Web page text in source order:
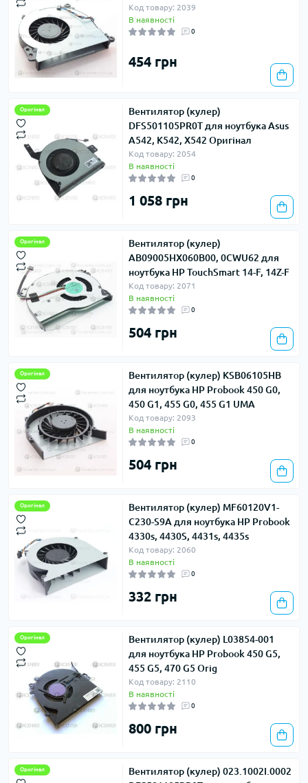
Код товару: 2039
В наявності
0
454 грн
Оригінал
Вентилятор (кулер)
DFS501105PR0T для ноутбука Asus
A542, K542, X542 Оригінал
Код товару: 2054
В наявності
0
1 058 грн
Оригінал
Вентилятор (кулер)
AB09005HX060B00, 0CWU62 для
ноутбука HP TouchSmart 14-F, 14Z-F
Код товару: 2071
В наявності
0
504 грн
Оригінал
Вентилятор (кулер) KSB06105HB
для ноутбука HP Probook 450 G0,
450 G1, 455 G0, 455 G1 UMA
Код товару: 2093
В наявності
0
504 грн
Оригінал
Вентилятор (кулер) MF60120V1-
C230-S9A для ноутбука HP Probook
4330s, 4430S, 4431s, 4435s
Код товару: 2060
В наявності
0
332 грн
Оригінал
Вентилятор (кулер) L03854-001
для ноутбука HP Probook 450 G5,
455 G5, 470 G5 Orig
Код товару: 2110
В наявності
0
800 грн
Оригінал
Вентилятор (кулер) 023.1002I.0002